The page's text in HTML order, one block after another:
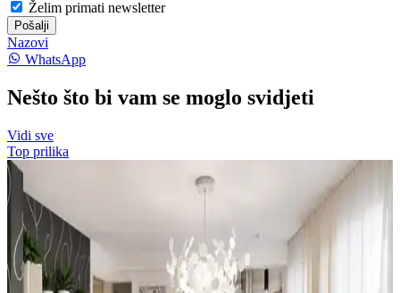
Želim primati newsletter
Pošalji
Nazovi
WhatsApp
Nešto što bi vam se moglo svidjeti
Vidi sve
Top prilika